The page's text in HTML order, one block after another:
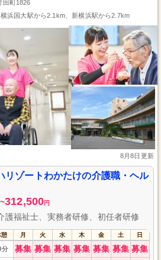
田町1826
浜国大駅から2.1km、新横浜駅から2.7km
8月8日更新
リゾートわかたけの介護職・ヘル
~312,500円
護福祉士、実務者研修、初任者研修
憩 月 火 水 木 金 土 日
分 募集 募集 募集 募集 募集 募集 募集